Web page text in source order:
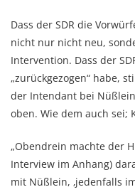
Dass der SDR die
nicht nur nicht neu,
Intervention. Dass der
„zurückgezogen“ habe,
der Intendant bei
oben. Wie dem auch sei;
„Obendrein machte der
Interview im Anhang)
mit Nüßlein, ‚jedenfalls